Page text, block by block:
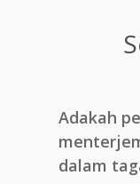
Adakah
dalam